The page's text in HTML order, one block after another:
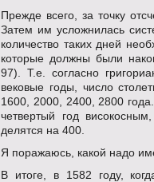
Прежде всего, за точку
Затем им усложнилась
количество таких дней
которые должны были
97). Т.е. согласно
вековые годы, число
1600, 2000, 2400, 2800
четвертый год
делятся на 400.
Я поражаюсь, какой надо
В итоге, в 1582 году,